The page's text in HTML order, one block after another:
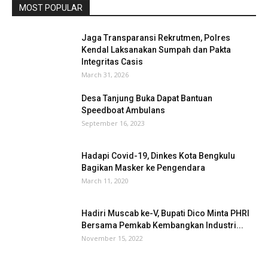
MOST POPULAR
Jaga Transparansi Rekrutmen, Polres
Kendal Laksanakan Sumpah dan Pakta
Integritas Casis
March 31, 2026
Desa Tanjung Buka Dapat Bantuan
Speedboat Ambulans
September 16, 2023
Hadapi Covid-19, Dinkes Kota Bengkulu
Bagikan Masker ke Pengendara
March 11, 2020
Hadiri Muscab ke-V, Bupati Dico Minta PHRI
Bersama Pemkab Kembangkan Industri...
November 15, 2022